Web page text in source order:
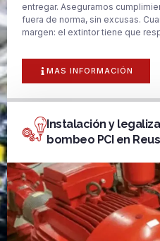
entregar. Aseguramos
fuera de norma, sin excusas.
margen: el extintor tiene que
MAS INFORMACIÓN
Instalación y
bombeo PCI en Reus